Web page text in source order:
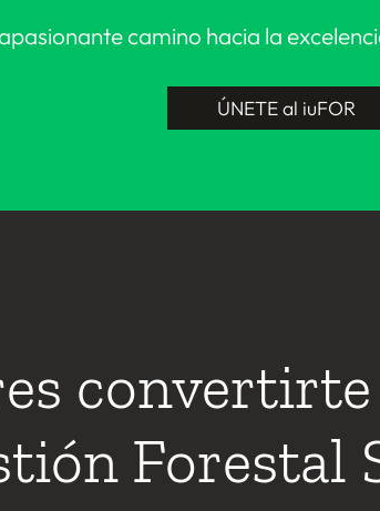
camino hacia la
ÚNETE al iuFOR
Forestal